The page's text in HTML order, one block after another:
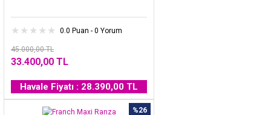
0.0 Puan - 0 Yorum
45.000,00 TL
33.400,00 TL
Havale Fiyatı : 28.390,00 TL
%26